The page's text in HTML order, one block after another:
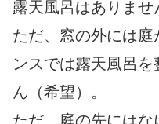
露天風呂はありませ
ただ、窓の外には
ンスでは露天風呂
ん（希望）。
ただ、庭の先にはな